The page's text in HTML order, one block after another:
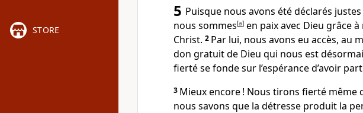
STORE
5 Puisque nous avons été déclarés
nous sommes[a] en paix avec Dieu grâce
Christ. 2 Par lui, nous avons eu accès, au
don gratuit de Dieu qui nous est
fierté se fonde sur l’espérance d’avoir
3 Mieux encore ! Nous tirons fierté même
nous savons que la détresse produit la